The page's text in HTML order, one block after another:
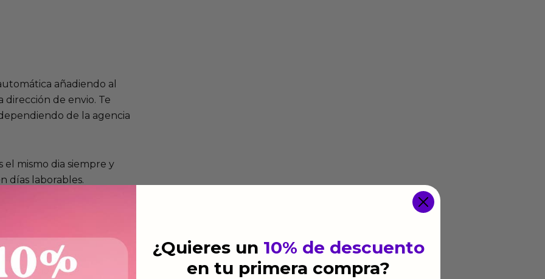
añadiendo al
de envio. Te
de la agencia
el mismo dia siempre y
días laborables.
funcionan
¿Quieres un 10% de descuento
en tu primera compra?